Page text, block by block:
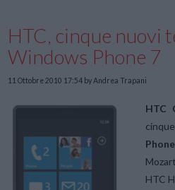
HTC, cinque nuovi
Windows Phone 7
11 Ottobre 2010 17:54 by Andrea Trapani
HTC
HTC